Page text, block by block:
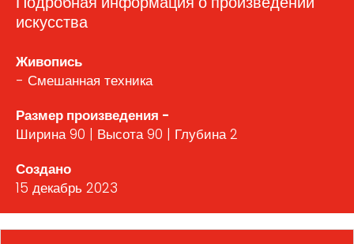
искусства
Живопись
- Смешанная техника
Размер произведения -
Ширина 90 | Высота 90 | Глубина 2
Создано
15 декабрь 2023